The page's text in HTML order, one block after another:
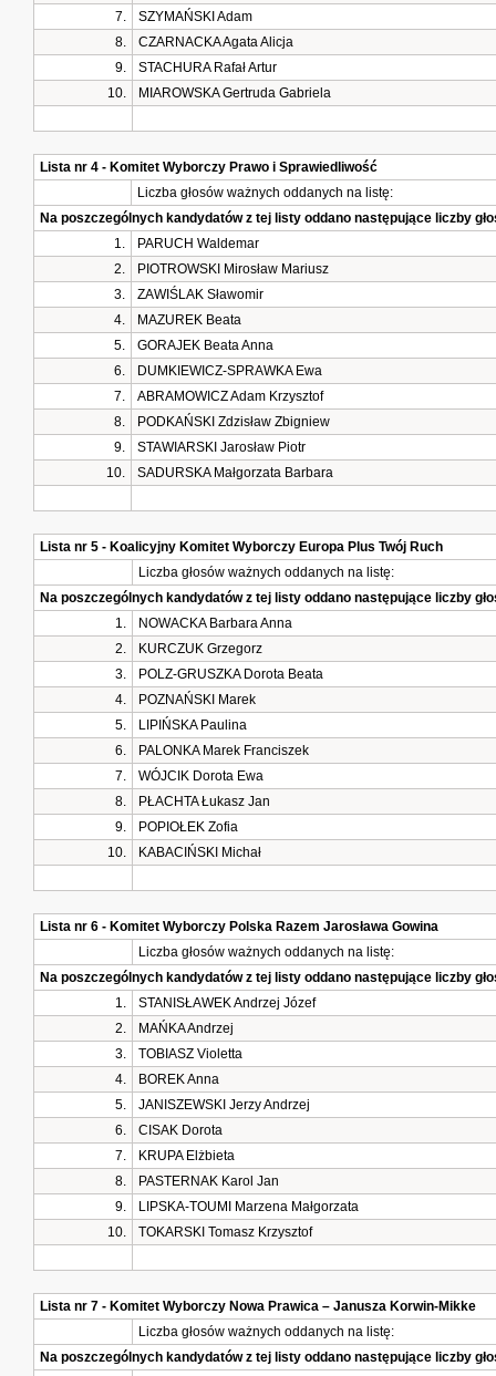
7.
SZYMAŃSKI Adam
8.
CZARNACKA Agata Alicja
9.
STACHURA Rafał Artur
10.
MIAROWSKA Gertruda Gabriela
Lista nr 4 - Komitet Wyborczy Prawo i Sprawiedliwość
Liczba głosów ważnych oddanych na listę:
Na poszczególnych kandydatów z tej listy oddano następujące liczby
1.
PARUCH Waldemar
2.
PIOTROWSKI Mirosław Mariusz
3.
ZAWIŚLAK Sławomir
4.
MAZUREK Beata
5.
GORAJEK Beata Anna
6.
DUMKIEWICZ-SPRAWKA Ewa
7.
ABRAMOWICZ Adam Krzysztof
8.
PODKAŃSKI Zdzisław Zbigniew
9.
STAWIARSKI Jarosław Piotr
10.
SADURSKA Małgorzata Barbara
Lista nr 5 - Koalicyjny Komitet Wyborczy Europa Plus Twój Ruch
Liczba głosów ważnych oddanych na listę:
Na poszczególnych kandydatów z tej listy oddano następujące liczby
1.
NOWACKA Barbara Anna
2.
KURCZUK Grzegorz
3.
POLZ-GRUSZKA Dorota Beata
4.
POZNAŃSKI Marek
5.
LIPIŃSKA Paulina
6.
PALONKA Marek Franciszek
7.
WÓJCIK Dorota Ewa
8.
PŁACHTA Łukasz Jan
9.
POPIOŁEK Zofia
10.
KABACIŃSKI Michał
Lista nr 6 - Komitet Wyborczy Polska Razem Jarosława Gowina
Liczba głosów ważnych oddanych na listę:
Na poszczególnych kandydatów z tej listy oddano następujące liczby
1.
STANISŁAWEK Andrzej Józef
2.
MAŃKA Andrzej
3.
TOBIASZ Violetta
4.
BOREK Anna
5.
JANISZEWSKI Jerzy Andrzej
6.
CISAK Dorota
7.
KRUPA Elżbieta
8.
PASTERNAK Karol Jan
9.
LIPSKA-TOUMI Marzena Małgorzata
10.
TOKARSKI Tomasz Krzysztof
Lista nr 7 - Komitet Wyborczy Nowa Prawica – Janusza Korwin-Mikke
Liczba głosów ważnych oddanych na listę:
Na poszczególnych kandydatów z tej listy oddano następujące liczby